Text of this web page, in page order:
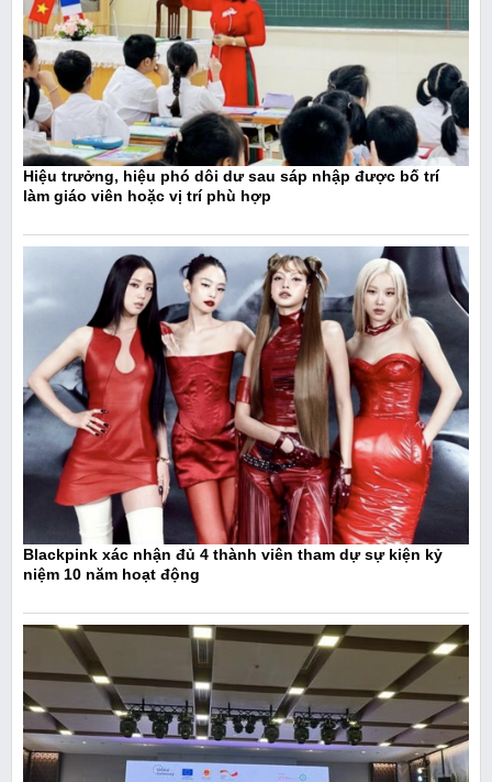
Hiệu trưởng, hiệu phó dôi dư sau sáp nhập được bố trí
làm giáo viên hoặc vị trí phù hợp
Blackpink xác nhận đủ 4 thành viên tham dự sự kiện kỷ
niệm 10 năm hoạt động